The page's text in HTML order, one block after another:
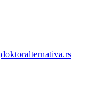
doktoralternativa.rs